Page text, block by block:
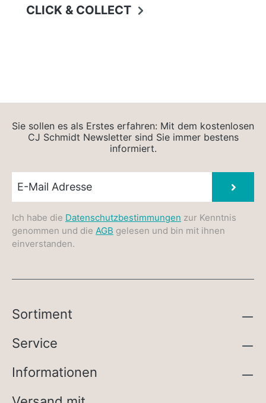
CLICK & COLLECT
Sie sollen es als Erstes erfahren: Mit dem kostenlosen
CJ Schmidt Newsletter sind Sie immer bestens
informiert.
Ich habe die Datenschutzbestimmungen zur Kenntnis
genommen und die AGB gelesen und bin mit ihnen
einverstanden.
Sortiment
Service
Informationen